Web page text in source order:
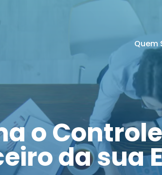
Quem
o Controle
da sua